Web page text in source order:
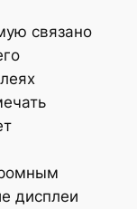
связано
дисплеи